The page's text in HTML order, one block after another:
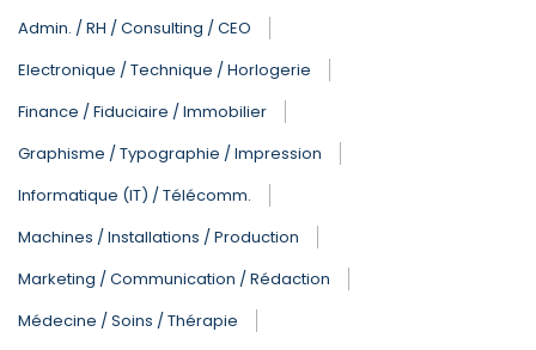
Admin. / RH / Consulting / CEO
Electronique / Technique / Horlogerie
Finance / Fiduciaire / Immobilier
Graphisme / Typographie / Impression
Informatique (IT) / Télécomm.
Machines / Installations / Production
Marketing / Communication / Rédaction
Médecine / Soins / Thérapie